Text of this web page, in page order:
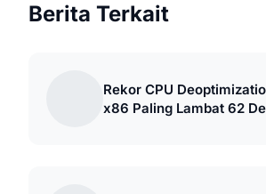
Berita Terkait
Rekor CPU
x86 Paling Lambat 62